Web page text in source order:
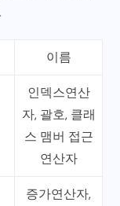
이름
인덱스연산
자, 괄호, 클래
스 맴버 접근
연산자
증가연산자,